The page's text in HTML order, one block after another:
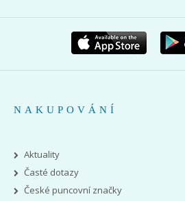
NAKUPOVÁNÍ
Aktuality
Časté dotazy
České puncovní značky